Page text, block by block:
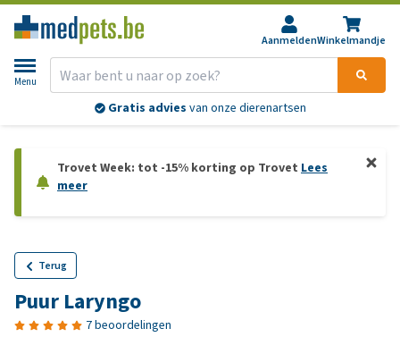
AanmeldenWinkelmandje
Menu
Gratis advies van onze dierenartsen
Trovet Week: tot -15% korting op Trovet Lees
meer
Terug
Puur Laryngo
7 beoordelingen